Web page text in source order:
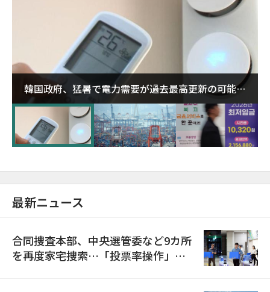
韓国政府、猛暑で電力需要が過去最高更新の可能性
に需給対応体制を点検
最新ニュース
合同捜査本部、中央選管委など9カ所
を再度家宅捜索…「投票率操作」の